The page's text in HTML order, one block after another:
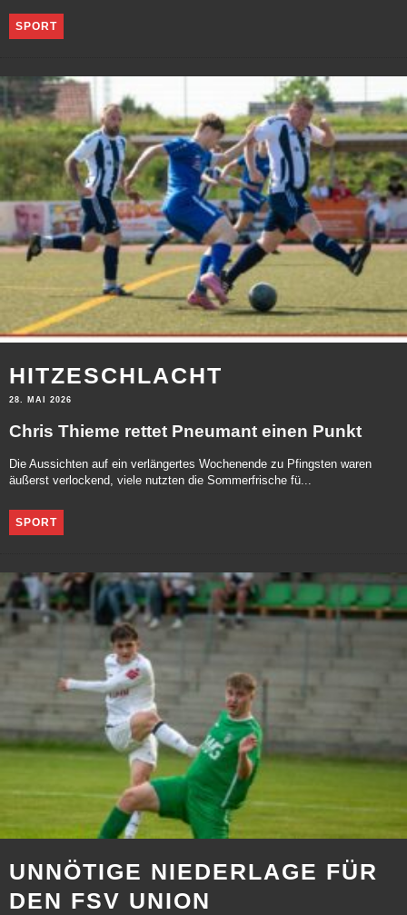
SPORT
HITZESCHLACHT
28. MAI 2026
Chris Thieme rettet Pneumant einen Punkt
Die Aussichten auf ein verlängertes Wochenende zu Pfingsten waren
äußerst verlockend, viele nutzten die Sommerfrische fü...
SPORT
UNNÖTIGE NIEDERLAGE FÜR
DEN FSV UNION